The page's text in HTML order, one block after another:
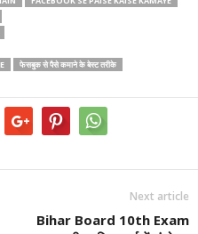
फेसबुक से पैसे कमाने के बेस्ट तरीके
Next article
Bihar Board 10th Exam